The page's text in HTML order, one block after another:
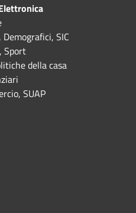
SIC
Sport
della casa
SUAP